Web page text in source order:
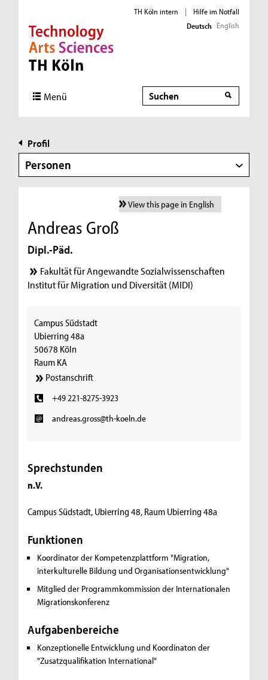
Direkt zur Hauptnavigation
Direkt zur Subnavigation
Direkt zum Inhalt
Direkt zum Fußbereich
TH Köln intern |
Hilfe im Notfall
Deutsch English
Menü Suche
Profil
Personen
View this page in English
Andreas Groß
Dipl.-Päd.
Fakultät für Angewandte Sozialwissenschaften
Institut für Migration und Diversität (MIDI)
Campus Südstadt
Ubierring 48a
50678 Köln
Raum KA
Postanschrift
+49 221-8275-3923
andreas.gross@th-koeln.de
Sprechstunden
n.V.
Campus Südstadt, Ubierring 48, Raum Ubierring 48a
Funktionen
Koordinator der Kompetenzplattform "Migration,
interkulturelle Bildung und Organisationsentwicklung"
Mitglied der Programmkommission der Internationalen
Migrationskonferenz
Aufgabenbereiche
Konzeptionelle Entwicklung und Koordinaton der
"Zusatzqualifikation International"